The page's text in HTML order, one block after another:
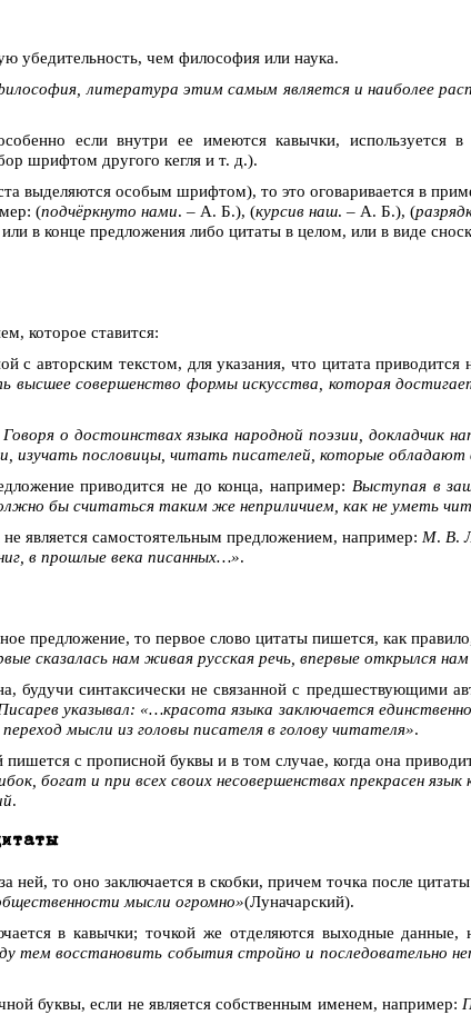
убедительность, чем философия или наука.
литература этим самым является и наиболее
если внутри ее имеются кавычки, используется в
шрифтом другого кегля и т. д.).
выделяются особым шрифтом), то это оговаривается в
(подчёркнуто нами. – А. Б.), (курсив наш. – А. Б.), (
в конце предложения либо цитаты в целом, или в виде
которое ставится:
с авторским текстом, для указания, что цитата
совершенство формы искусства, которая
Говоря о достоинствах языка народной поэзии, докладчик
изучать пословицы, читать писателей, которые обладают
приводится не до конца, например: Выступая в
бы считаться таким же неприличием, как не уметь
является самостоятельным предложением, например: М. В.
в прошлые века писанных…».
предложение, то первое слово цитаты пишется, как
сказалась нам живая русская речь, впервые открылся
будучи синтаксически не связанной с предшествующими
указывал: «…красота языка заключается
мысли из головы писателя в голову читателя».
с прописной буквы и в том случае, когда она
богат и при всех своих несовершенствах прекрасен
.
ней, то оно заключается в скобки, причем точка после
мысли огромно»(Луначарский).
в кавычки; точкой же отделяются выходные
тем восстановить события стройно и последовательно
буквы, если не является собственным именем, например: